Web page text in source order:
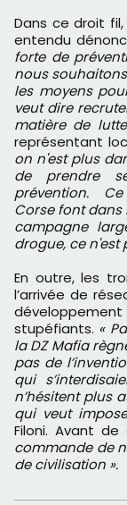
Dans ce droit
entendu
forte de
nous
les moyens
veut dire
matière de
représentant
on n'est plus
de prendre
prévention.
Corse font dans
campagne
drogue, ce n'est
En outre, les
l’arrivée de
stupéfiants. «
la DZ Mafia
pas de
qui
n’hésitent plus
qui veut
Filoni. Avant de
commande de
de civilisation ».